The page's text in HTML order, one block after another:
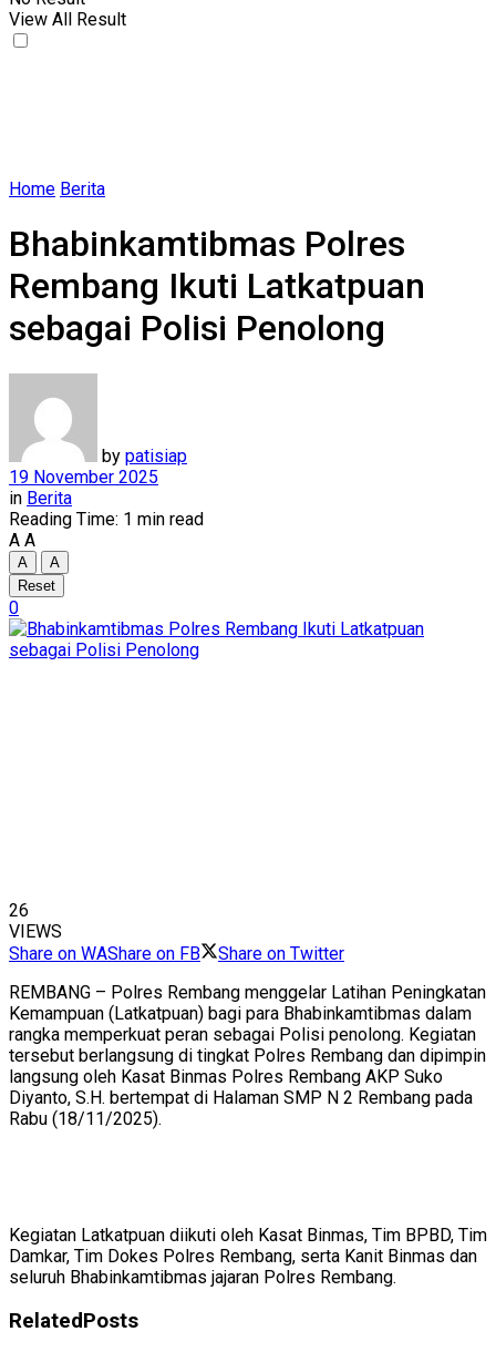
View All Result
Home Berita
Bhabinkamtibmas Polres
Rembang Ikuti Latkatpuan
sebagai Polisi Penolong
by patisiap
19 November 2025
in Berita
Reading Time: 1 min read
A A
A
A
Reset
0
26
VIEWS
Share on WAShare on FB
Share on Twitter
REMBANG – Polres Rembang menggelar Latihan Peningkatan
Kemampuan (Latkatpuan) bagi para Bhabinkamtibmas dalam
rangka memperkuat peran sebagai Polisi penolong. Kegiatan
tersebut berlangsung di tingkat Polres Rembang dan dipimpin
langsung oleh Kasat Binmas Polres Rembang AKP Suko
Diyanto, S.H. bertempat di Halaman SMP N 2 Rembang pada
Rabu (18/11/2025).
Kegiatan Latkatpuan diikuti oleh Kasat Binmas, Tim BPBD, Tim
Damkar, Tim Dokes Polres Rembang, serta Kanit Binmas dan
seluruh Bhabinkamtibmas jajaran Polres Rembang.
RelatedPosts